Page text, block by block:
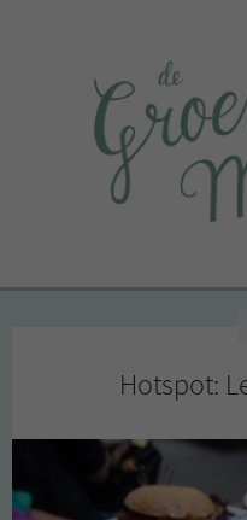
Hotspot: